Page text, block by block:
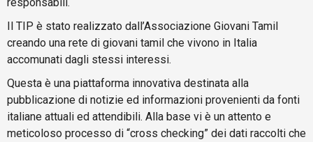
Il TIP è stato realizzato dall’Associazione Giovani Tamil
creando una rete di giovani tamil che vivono in Italia
accomunati dagli stessi interessi.
Questa è una piattaforma innovativa destinata alla
pubblicazione di notizie ed informazioni provenienti da fonti
italiane attuali ed attendibili. Alla base vi è un attento e
meticoloso processo di “cross checking” dei dati raccolti che